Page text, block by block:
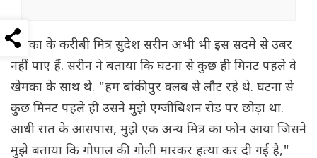
खेमका के करीबी मित्र सुदेश सरीन अभी भी इस सदमे से उबर
नहीं पाए हैं. सरीन ने बताया कि घटना से कुछ ही मिनट पहले वे
खेमका के साथ थे. "हम बांकीपुर क्लब से लौट रहे थे. घटना से
कुछ मिनट पहले ही उसने मुझे एग्जीबिशन रोड पर छोड़ा था.
आधी रात के आसपास, मुझे एक अन्य मित्र का फोन आया जिसने
मुझे बताया कि गोपाल की गोली मारकर हत्या कर दी गई है,"